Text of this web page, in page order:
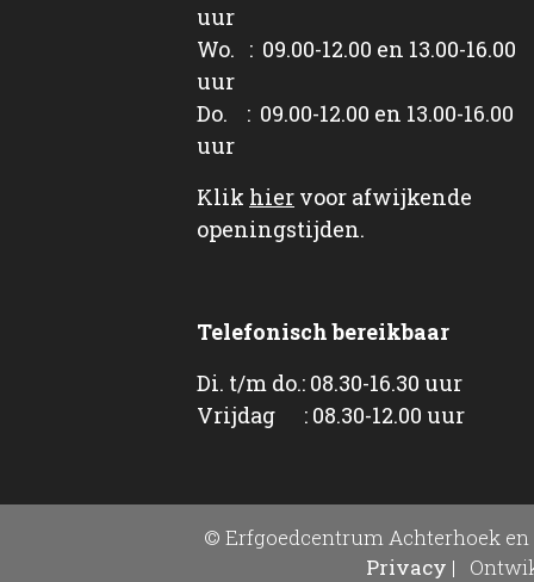
uur
Wo. : 09.00-12.00 en 13.00-16.00
uur
Do. : 09.00-12.00 en 13.00-16.00
uur
Klik hier voor afwijkende
openingstijden.
Telefonisch bereikbaar
Di. t/m do.: 08.30-16.30 uur
Vrijdag : 08.30-12.00 uur
© Erfgoedcentrum Achterhoek en
Privacy |